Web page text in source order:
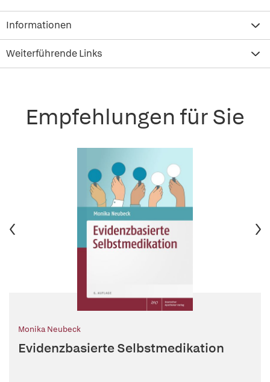
Informationen
Weiterführende Links
Empfehlungen für Sie
Monika Neubeck
Evidenzbasierte Selbstmedikation